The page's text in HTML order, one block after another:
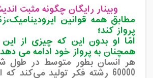
وبینار رایگان چگونه مثبت
مطابق همه قوانین
پرواز کند؛
امّا او بدون این که چیزی از
همچنان به پرواز خود ادامه می
هر انسان بطور متوسط در طول
60000 رشته فکر تولید